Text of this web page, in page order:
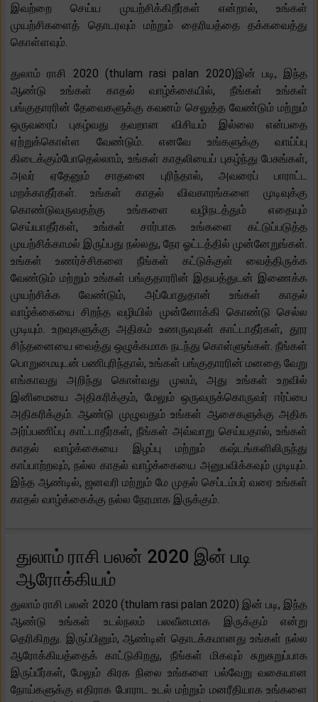
இவற்றை செய்ய முயற்சிக்கிறீர்கள் என்றால், உங்கள்
முயற்சிகளைத் தொடரவும் மற்றும் தைரியத்தை தக்கவைத்து
கொள்ளவும்.
துலாம் ராசி 2020 (thulam rasi palan 2020)இன் படி, இந்த
ஆண்டு உங்கள் காதல் வாழ்க்கையில், நீங்கள் உங்கள்
பங்குதாரரின் தேவைகளுக்கு கவனம் செலுத்த வேண்டும் மற்றும்
ஒருவரைப் புகழ்வது தவறான விசியம் இல்லை என்பதை
ஏற்றுக்கொள்ள வேண்டும். எனவே உங்களுக்கு வாய்ப்பு
கிடைக்கும்போதெல்லாம், உங்கள் காதலியைப் புகழ்ந்து பேசுங்கள்,
அவர் ஏதேனும் சாதனை புரிந்தால், அவரைப் பாராட்ட
மறக்காதீர்கள். உங்கள் காதல் விவகாரங்களை முடிவுக்கு
கொண்டுவருவதற்கு உங்களை வழிநடத்தும் எதையும்
செய்யாதீர்கள், உங்கள் சார்பாக உங்களை கட்டுப்படுத்த
முயற்சிக்காமல் இருப்பது நல்லது, நேர ஓட்டத்தில் முன்னேறுங்கள்.
உங்கள் உணர்ச்சிகளை நீங்கள் கட்டுக்குள் வைத்திருக்க
வேண்டும் மற்றும் உங்கள் பங்குதாரரின் இதயத்துடன் இணைக்க
முயற்சிக்க வேண்டும், அப்போதுதான் உங்கள் காதல்
வாழ்க்கையை சிறந்த வழியில் முன்னோக்கி கொண்டு செல்ல
முடியும். உறவுகளுக்கு அதிகம் உணருவுகள் காட்டாதீர்கள், தூர
சிந்தனையை வைத்து ஒழுக்கமாக நடந்து கொள்ளுங்கள். நீங்கள்
பொறுமையுடன் பணிபுரிந்தால், உங்கள் பங்குதாரரின் மனதை வேறு
எங்காவது அறிந்து கொள்வது முலம், அது உங்கள் உறவில்
இனிமையை அதிகரிக்கும், மேலும் ஒருவருக்கொருவர் ஈர்ப்பை
அதிகரிக்கும். ஆண்டு முழுவதும் உங்கள் ஆசைகளுக்கு அதிக
அர்ப்பணிப்பு காட்டாதீர்கள், நீங்கள் அவ்வாறு செய்யதால், உங்கள்
காதல் வாழ்க்கையை இழப்பு மற்றும் கஷ்டங்களிலிருந்து
காப்பாற்றவும், நல்ல காதல் வாழ்க்கையை அனுபவிக்கவும் முடியும்.
இந்த ஆண்டில், ஜனவரி மற்றும் மே முதல் செப்டம்பர் வரை உங்கள்
காதல் வாழ்க்கைக்கு நல்ல நேரமாக இருக்கும்.
துலாம் ராசி பலன் 2020 இன் படி
ஆரோக்கியம்
துலாம் ராசி பலன் 2020 (thulam rasi palan 2020) இன் படி, இந்த
ஆண்டு உங்கள் உடல்நலம் பலவீனமாக இருக்கும் என்று
தெரிகிறது. இருப்பினும், ஆண்டின் தொடக்கமானது உங்கள் நல்ல
ஆரோக்கியத்தைக் காட்டுகிறது, நீங்கள் மிகவும் சுறுசுறுப்பாக
இருப்பீர்கள், மேலும் கிரக நிலை உங்களை பல்வேறு வகையான
நோய்களுக்கு எதிராக போராட உடல் மற்றும் மனரீதியாக உங்களை